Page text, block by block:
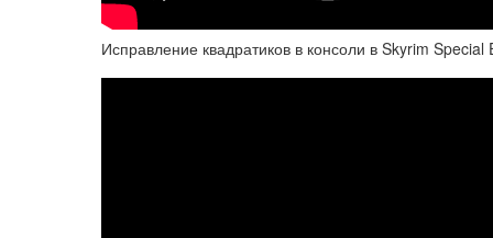
Исправление квадратиков в консоли в Skyrim Special